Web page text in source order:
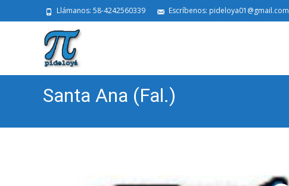
Llámanos: 58-4242560339 Escríbenos: pideloya01@gmail.com
Santa Ana (Fal.)